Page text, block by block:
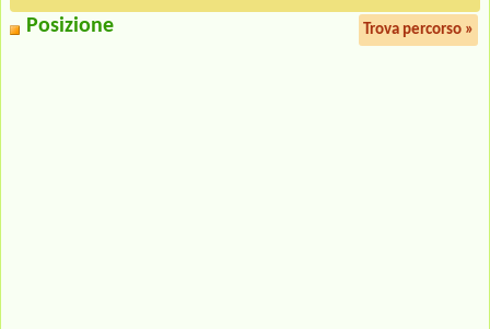
Posizione Trova percorso »